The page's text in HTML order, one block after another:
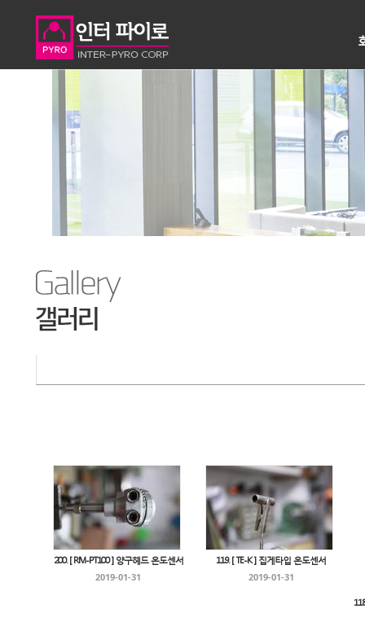
200. [ RM-PT100 ] 양구헤드 온도센서
2019-01-31
119. [ TE-K ] 집게타입 온도센서
2019-01-31